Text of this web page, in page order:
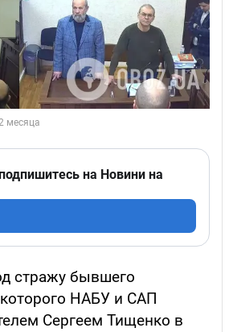
на Новини на
стражу бывшего
которого НАБУ и САП
Сергеем Тищенко в